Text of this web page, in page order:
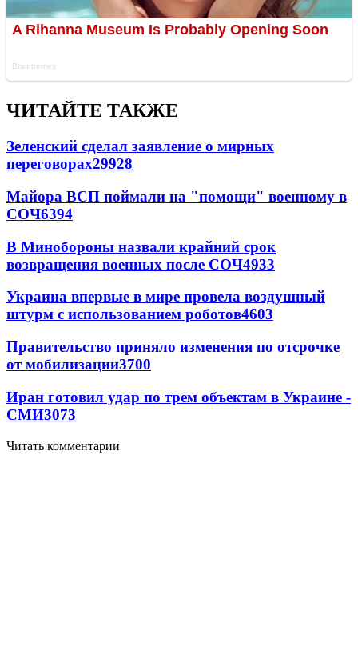
ЧИТАЙТЕ ТАКЖЕ
Зеленский сделал заявление о мирных
переговорах29928
Майора ВСП поймали на "помощи" военному в
СОЧ6394
В Минобороны назвали крайний срок
возвращения военных после СОЧ4933
Украина впервые в мире провела воздушный
штурм с использованием роботов4603
Правительство приняло изменения по отсрочке
от мобилизации3700
Иран готовил удар по трем объектам в Украине -
СМИ3073
Читать комментарии